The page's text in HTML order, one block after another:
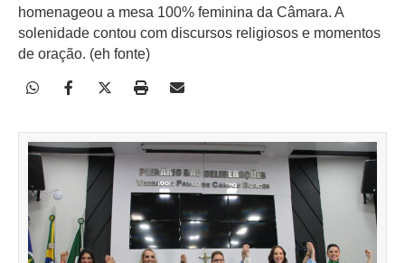
homenageou a mesa 100% feminina da Câmara. A
solenidade contou com discursos religiosos e momentos
de oração. (eh fonte)